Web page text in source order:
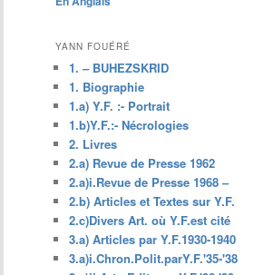
principal
YANN FOUÉRÉ
1. – BUHEZSKRID
1. Biographie
1.a) Y.F. :- Portrait
1.b)Y.F.:- Nécrologies
2. Livres
2.a) Revue de Presse 1962
2.a)i.Revue de Presse 1968 –
2.b) Articles et Textes sur Y.F.
2.c)Divers Art. où Y.F.est cité
3.a) Articles par Y.F.1930-1940
3.a)i.Chron.Polit.parY.F.'35-'38